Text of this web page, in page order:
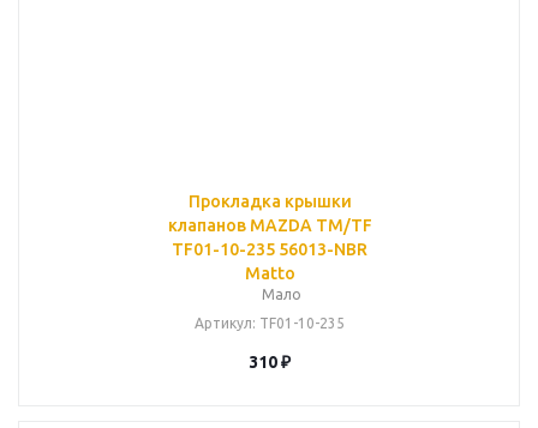
Прокладка крышки
клапанов MAZDA TM/TF
TF01-10-235 56013-NBR
Matto
Мало
Артикул: TF01-10-235
310₽